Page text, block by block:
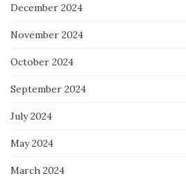
December 2024
November 2024
October 2024
September 2024
July 2024
May 2024
March 2024